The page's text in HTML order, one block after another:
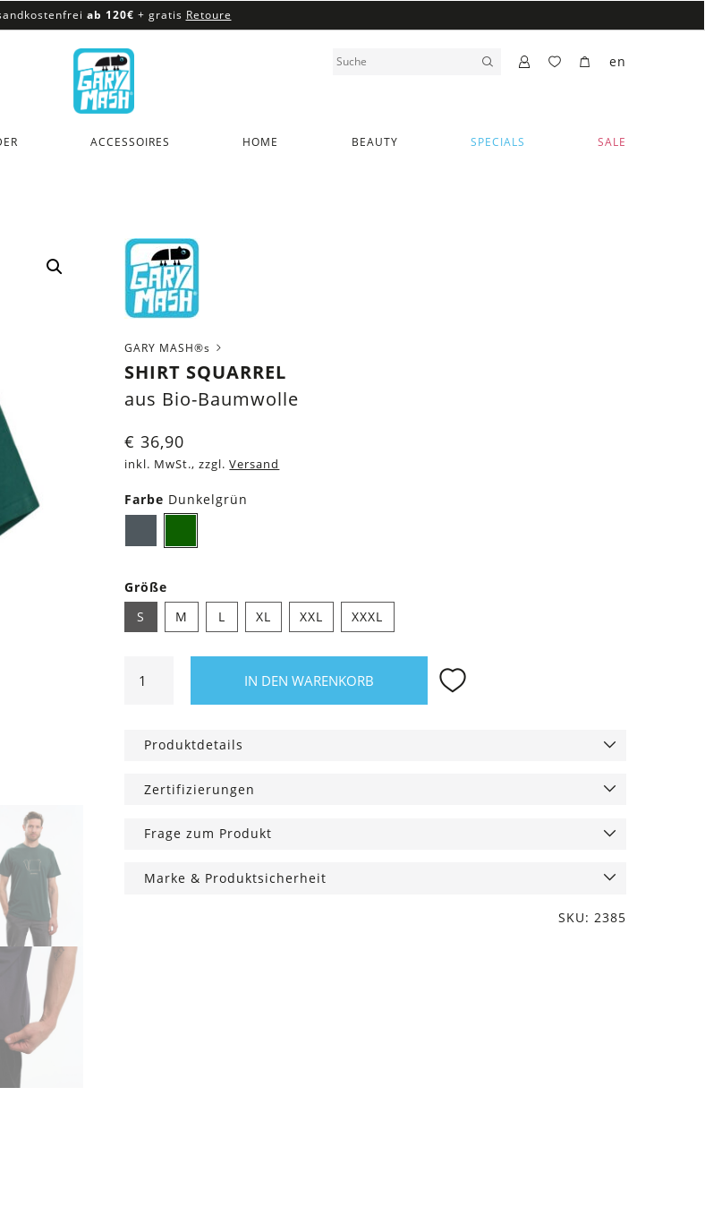
ab 120€ + gratis Retoure
ab 120€
ACCESSOIRES HOME BEAUTY SPECIALS SALE
en
GARY MASH®s
SHIRT SQUARREL
aus Bio-Baumwolle
€ 36,90
inkl. MwSt., zzgl. Versand
Farbe Dunkelgrün
Größe
S
M L XL XXL XXXL
Squarrel
IN DEN WARENKORB
Produktdetails
Zertifizierungen
Frage zum Produkt
Marke & Produktsicherheit
SKU: 2385